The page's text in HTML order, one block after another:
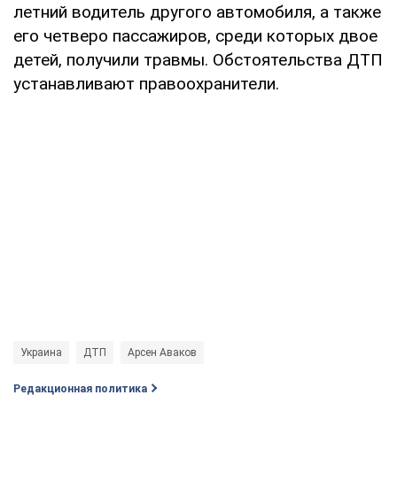
летний водитель другого автомобиля, а также
его четверо пассажиров, среди которых двое
детей, получили травмы. Обстоятельства ДТП
устанавливают правоохранители.
Украина ДТП Арсен Аваков
Редакционная политика